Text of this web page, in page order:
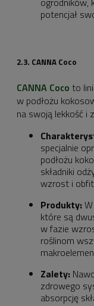
potencjał
2.3. CANNA Coco
CANNA Coco to
w podłożu
na swoją lekkość i
specjalnie
podłożu
składniki
wzrost i
Produkty:
które są
w fazie
roślinom
Zalety:
zdrowego
absorpcję